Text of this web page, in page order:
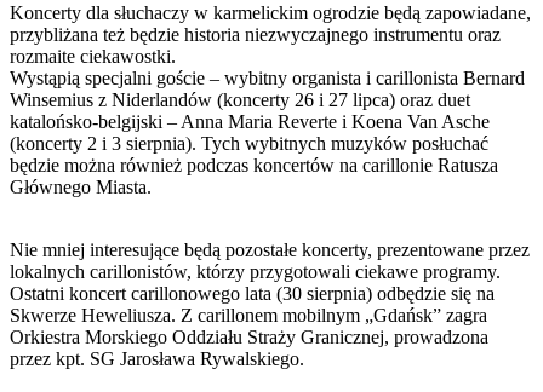
Koncerty dla słuchaczy w karmelickim ogrodzie będą zapowiadane,
przybliżana też będzie historia niezwyczajnego instrumentu oraz
rozmaite ciekawostki.
Wystąpią specjalni goście – wybitny organista i carillonista Bernard
Winsemius z Niderlandów (koncerty 26 i 27 lipca) oraz duet
katalońsko-belgijski – Anna Maria Reverte i Koena Van Asche
(koncerty 2 i 3 sierpnia). Tych wybitnych muzyków posłuchać
będzie można również podczas koncertów na carillonie Ratusza
Głównego Miasta.
Nie mniej interesujące będą pozostałe koncerty, prezentowane przez
lokalnych carillonistów, którzy przygotowali ciekawe programy.
Ostatni koncert carillonowego lata (30 sierpnia) odbędzie się na
Skwerze Heweliusza. Z carillonem mobilnym „Gdańsk” zagra
Orkiestra Morskiego Oddziału Straży Granicznej, prowadzona
przez kpt. SG Jarosława Rywalskiego.